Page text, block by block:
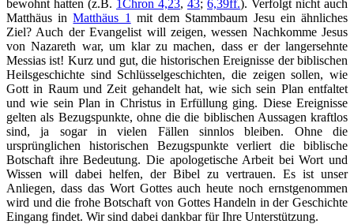
bewohnt hatten (z.B. 1Chron 4,23, 43; 6,39ff.). Verfolgt nicht auch
Matthäus inMatthäus 1 mit dem Stammbaum Jesu ein ähnliches
Ziel? Auch der Evangelist will zeigen, wessen Nachkomme Jesus
von Nazareth war, um klar zu machen, dass er der langersehnte
Messias ist! Kurz und gut, die historischen Ereignisse der biblischen
Heilsgeschichte sind Schlüsselgeschichten, die zeigen sollen, wie
Gott in Raum und Zeit gehandelt hat, wie sich sein Plan entfaltet
und wie sein Plan in Christus in Erfüllung ging. Diese Ereignisse
gelten als Bezugspunkte, ohne die die biblischen Aussagen kraftlos
sind, ja sogar in vielen Fällen sinnlos bleiben. Ohne die
ursprünglichen historischen Bezugspunkte verliert die biblische
Botschaft ihre Bedeutung. Die apologetische Arbeit bei Wort und
Wissen will dabei helfen, der Bibel zu vertrauen. Es ist unser
Anliegen, dass das Wort Gottes auch heute noch ernstgenommen
wird und die frohe Botschaft von Gottes Handeln in der Geschichte
Eingang findet. Wir sind dabei dankbar für Ihre Unterstützung.